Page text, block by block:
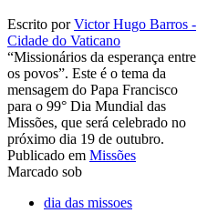
Escrito porVictor Hugo Barros -
Cidade do Vaticano
“Missionários da esperança entre
os povos”. Este é o tema da
mensagem do Papa Francisco
para o 99° Dia Mundial das
Missões, que será celebrado no
próximo dia 19 de outubro.
Publicado em Missões
Marcado sob
dia das missoes